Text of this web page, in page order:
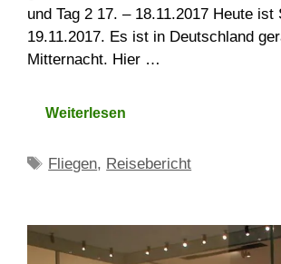
und Tag 2 17. – 18.11.2017 Heute ist
19.11.2017. Es ist in Deutschland
Mitternacht. Hier …
Weiterlesen
Schlagwörter
Fliegen, Reisebericht